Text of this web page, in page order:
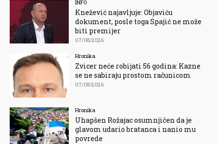
INFO
Knežević najavljuje: Objaviću
dokument, posle toga Spajić ne može
biti premijer
07/08/2026
Hronika
Zvicer neće robijati 56 godina: Kazne
se ne sabiraju prostom računicom
07/08/2026
Hronika
Uhapšen Rožajac osumnjičen da je
glavom udario bratanca i nanio mu
povrede